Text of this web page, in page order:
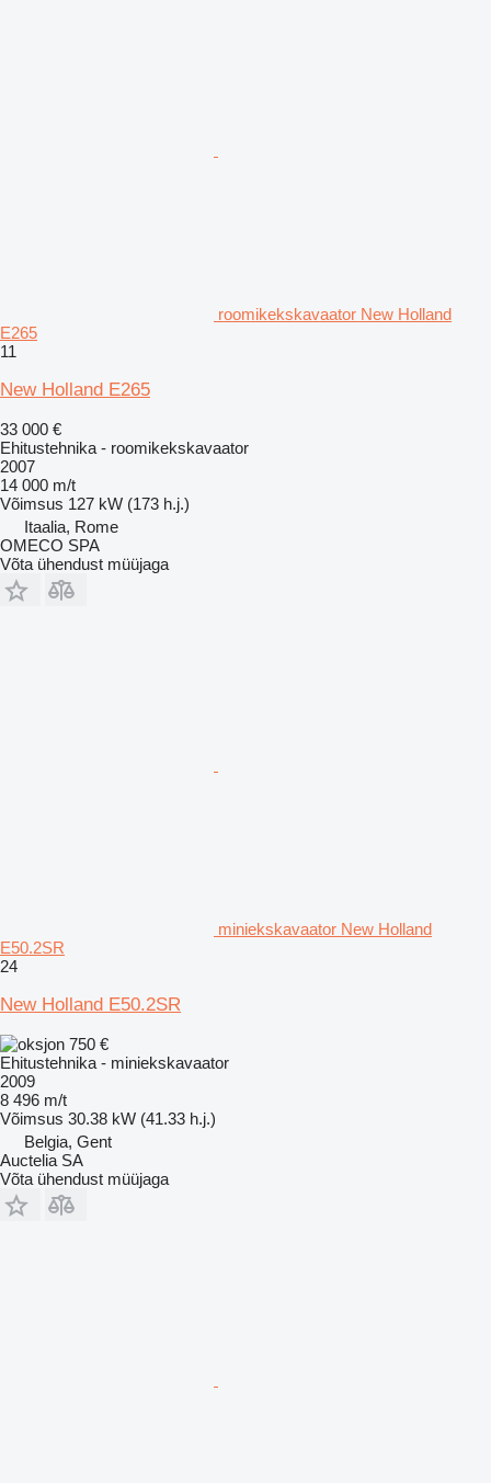
roomikekskavaator New Holland
E265
11
New Holland E265
33 000 €
Ehitustehnika - roomikekskavaator
2007
14 000 m/t
Võimsus 127 kW (173 h.j.)
Itaalia, Rome
OMECO SPA
Võta ühendust müüjaga
miniekskavaator New Holland
E50.2SR
24
New Holland E50.2SR
750 €
Ehitustehnika - miniekskavaator
2009
8 496 m/t
Võimsus 30.38 kW (41.33 h.j.)
Belgia, Gent
Auctelia SA
Võta ühendust müüjaga